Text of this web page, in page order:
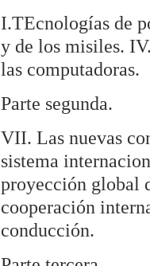
I.TEcnologías de
y de los misiles.
las computadoras.
Parte segunda.
VII. Las nuevas
sistema
proyección global
cooperación
conducción.